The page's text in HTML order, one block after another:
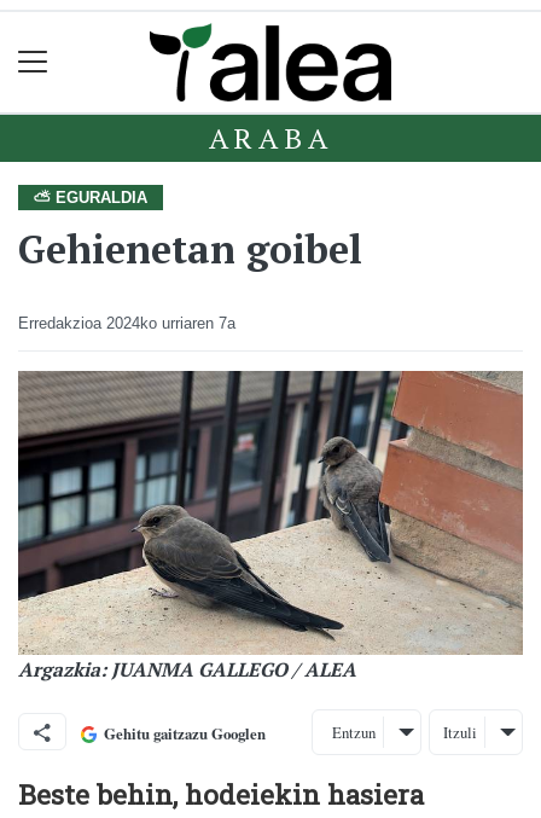
ARABA
⛅ EGURALDIA
Gehienetan goibel
Erredakzioa 2024ko urriaren 7a
Argazkia: JUANMA GALLEGO / ALEA
Gehitu gaitzazu Googlen Entzun Itzuli
Beste behin, hodeiekin hasiera